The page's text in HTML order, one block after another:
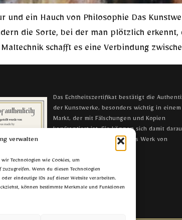
verwalten
Technologien wie Cookies, um
Wenn du diesen Technologien
eindeutige IDs auf dieser Website verarbeiten.
können bestimmte Merkmale und Funktionen
und ein Hauch von Philosophie Das
die Sorte, bei der man plötzlich
schafft es eine Verbindung
Das Echtheitszertifikat bestätigt die
der Kunstwerke, besonders wichtig in einem
Markt, der mit Fälschungen und Kopien
konfrontiert ist. Sie können sich damit
verlassen, dass sie ein echtes Werk von
Crashkunst erwerben.